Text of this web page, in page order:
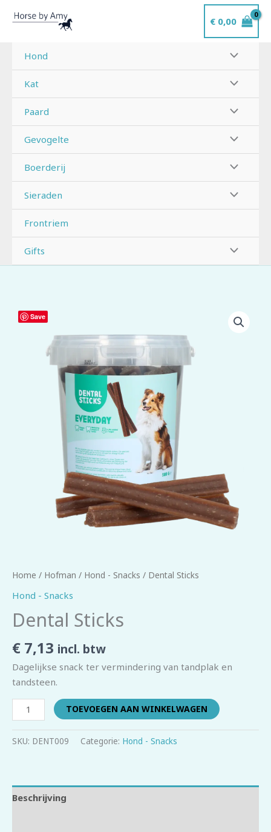
naar
inhoud
€0,00
Hond
Kat
Paard
Gevogelte
Boerderij
Sieraden
Frontriem
Gifts
Save
Home / Hofman / Hond - Snacks / Dental Sticks
Hond - Snacks
Dental Sticks
€ 7,13 incl. btw
Dagelijkse snack ter vermindering van tandplak en
tandsteen.
Dental
Sticks
TOEVOEGEN AAN WINKELWAGEN
SKU: DENT009 Categorie: Hond - Snacks
Beschrijving